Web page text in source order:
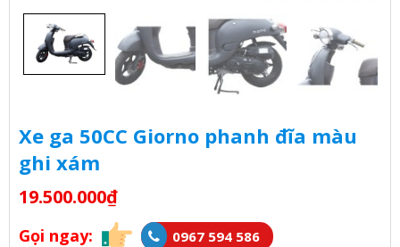
Xe ga 50CC Giorno phanh đĩa màu
ghi xám
19.500.000₫
Gọi ngay: 0967 594 586